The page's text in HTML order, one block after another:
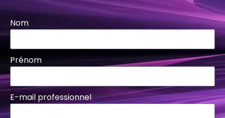
Nom
Prénom
E-mail professionnel